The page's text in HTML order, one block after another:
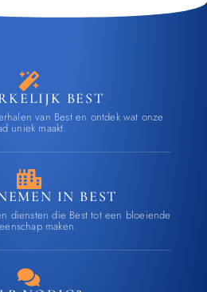
BEST
van Best en ontdek wat onze
uniek maakt.
IN BEST
diensten die Best tot een bloeiende
maken.